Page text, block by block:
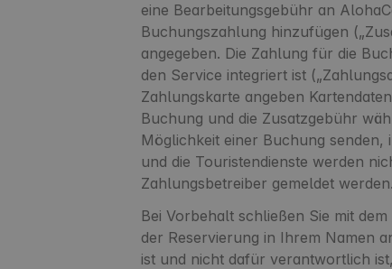
eine Bearbeitungsgebühr an
Buchungszahlung hinzufügen
angegeben. Die Zahlung für die
den Service integriert ist
Zahlungskarte angeben
Buchung und die Zusatzgebühr
Möglichkeit einer Buchung
und die Touristendienste werden
Zahlungsbetreiber gemeldet werden.
Bei Vorbehalt schließen Sie mit
der Reservierung in Ihrem Namen
ist und nicht dafür verantwortlich